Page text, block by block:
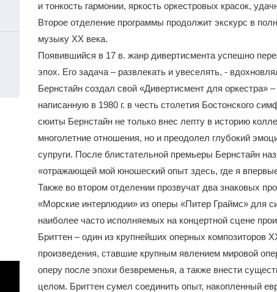
и тонкость гармонии, яркость оркестровых красок,
Второе отделение программы продолжит экскурс в
музыку XX века.
Появившийся в 17 в. жанр дивертисмента успешно
эпох. Его задача – развлекать и увеселять, -
Бернстайн создал свой «Дивертисмент для оркестра»
написанную в 1980 г. в честь столетия Бостонского
сюиты Бернстайн не только внес лепту в историю
многолетние отношения, но и преодолел глубокий
супруги. После блистательной премьеры Бернстайн
«отражающей мой юношеский опыт здесь, где я
Также во втором отделении прозвучат два знаковых
«Морские интерлюдии» из оперы «Питер Граймс» для
наиболее часто исполняемых на концертной сцене
Бриттен – один из крупнейших оперных композиторов
произведения, ставшие крупным явлением мировой
оперу после эпохи безвременья, а также внести
целом. Бриттен сумел соединить опыт, накопленный